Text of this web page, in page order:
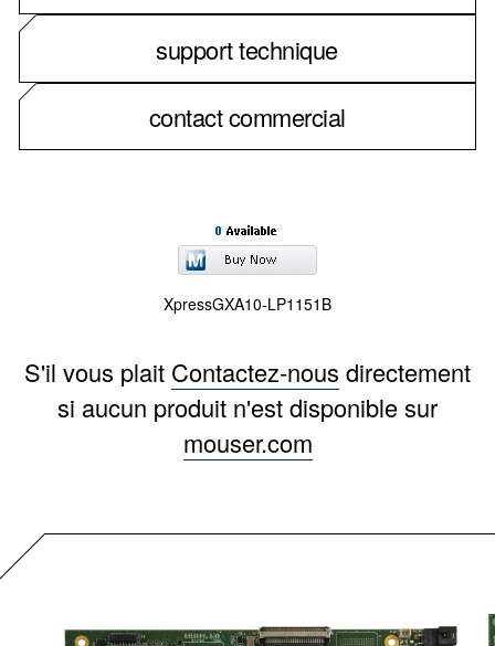
support technique
contact commercial
XpressGXA10-LP1151B
S'il vous plait Contactez-nous directement
si aucun produit n'est disponible sur
mouser.com